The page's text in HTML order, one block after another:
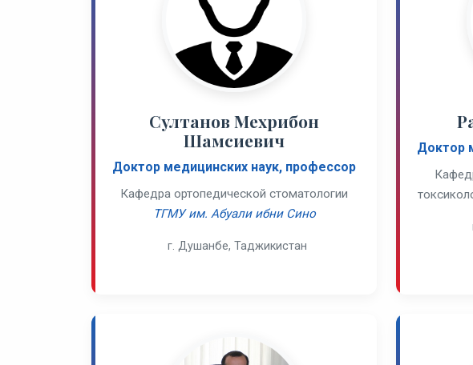
Султанов Мехрибон
Шамсиевич
Доктор медицинских наук, профессор
Кафедра ортопедической стоматологии
ТГМУ им. Абуали ибни Сино
г. Душанбе, Таджикистан
Доктор